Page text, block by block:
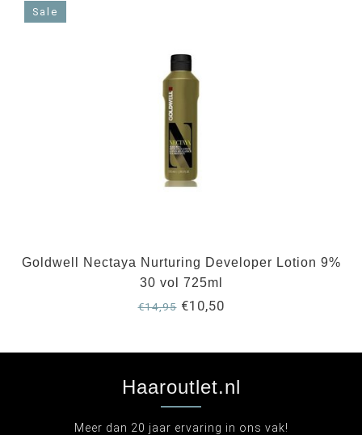
Sale
Goldwell Nectaya Nurturing Developer Lotion 9%
30 vol 725ml
€14,95€10,50
Haaroutlet.nl
Meer dan 20 jaar ervaring in ons vak!